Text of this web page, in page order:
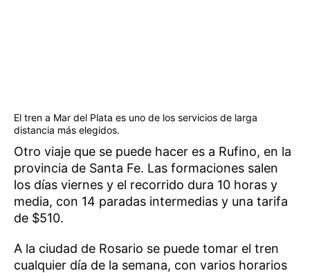
El tren a Mar del Plata es uno de los servicios de larga
distancia más elegidos.
Otro viaje que se puede hacer es a Rufino, en la
provincia de Santa Fe. Las formaciones salen
los días viernes y el recorrido dura 10 horas y
media, con 14 paradas intermedias y una tarifa
de $510.
A la ciudad de Rosario se puede tomar el tren
cualquier día de la semana, con varios horarios